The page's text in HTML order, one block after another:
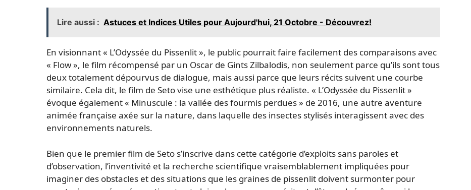
Lire aussi : Astuces et Indices Utiles pour Aujourd'hui, 21 Octobre - Découvrez!
En visionnant « L’Odyssée du Pissenlit », le public pourrait faire facilement des comparaisons avec
« Flow », le film récompensé par un Oscar de Gints Zilbalodis, non seulement parce qu’ils sont tous
deux totalement dépourvus de dialogue, mais aussi parce que leurs récits suivent une courbe
similaire. Cela dit, le film de Seto vise une esthétique plus réaliste. « L’Odyssée du Pissenlit »
évoque également « Minuscule : la vallée des fourmis perdues » de 2016, une autre aventure
animée française axée sur la nature, dans laquelle des insectes stylisés interagissent avec des
environnements naturels.
Bien que le premier film de Seto s’inscrive dans cette catégorie d’exploits sans paroles et
d’observation, l’inventivité et la recherche scientifique vraisemblablement impliquées pour
imaginer des obstacles et des situations que les graines de pissenlit doivent surmonter pour